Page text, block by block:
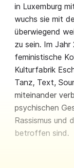
in Luxemburg
wuchs sie mit
überwiegend
zu sein. Im
feministische
Kulturfabrik
Tanz, Text,
miteinander
psychischen
Rassismus und
betroffen sind.